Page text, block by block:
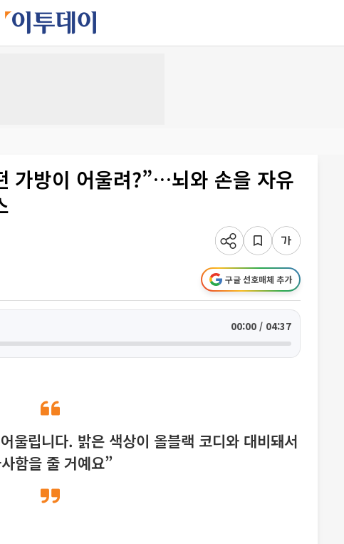
가방이 어울려?”…뇌와 손을 자유
구글 선호매체 추가
00:00 / 04:37
울립니다. 밝은 색상이 올블랙 코디와 대비돼서
함을 줄 거예요”